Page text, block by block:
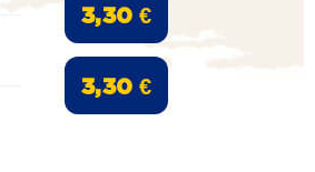
3,30 €
3,30 €